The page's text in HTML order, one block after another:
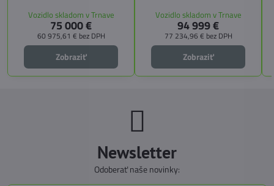
pozdĺžnemu lôžku a možnosti
doplniť predné prídavné lôžko.
Vozidlo skladom v Trnave
75 000 €
60 975,61 € bez DPH
Zobraziť
CITY, TECHNO, SICHERHEIT a
MEGA WINTER získate maximálnu
bezpečnosť, pohodlie a
technologické inovácie. Ideálna
voľba pre tých, ktorí hľadajú luxus,
funkčnosť a slobodu na cestách.
Vozidlo skladom v Trnave
94 999 €
77 234,96 € bez DPH
Zobraziť
Newsletter
Odoberať naše novinky: